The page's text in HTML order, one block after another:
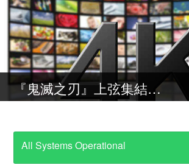
『鬼滅之刃』上弦集結，前進刀匠村線上看 | 2023 | 完整 版小鴨|線上看小鴨|HD1080p
All Systems Operational